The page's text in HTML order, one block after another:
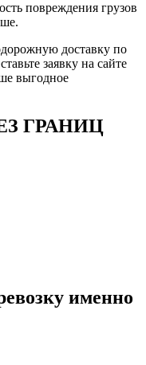
повреждения грузов
доставку по
заявку на сайте
выгодное
ГРАНИЦ
именно